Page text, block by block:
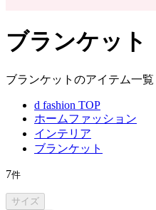
ブランケット
ブランケットのアイテム一覧
d fashion TOP
ホームファッション
インテリア
ブランケット
7件
サイズ